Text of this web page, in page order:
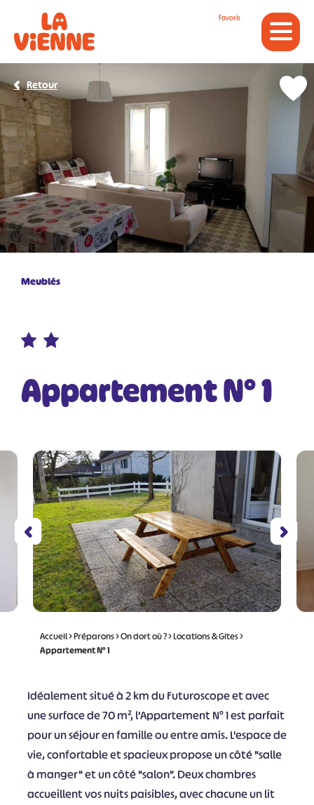
Favoris
Meublés
Appartement N° 1
Retour
Accueil>Préparons>On dort où ?>Locations & Gites>
Appartement N° 1
Idéalement situé à 2 km du Futuroscope et avec
une surface de 70 m², l’Appartement N° 1 est parfait
pour un séjour en famille ou entre amis. L’espace de
vie, confortable et spacieux propose un côté "salle
à manger" et un côté "salon". Deux chambres
accueillent vos nuits paisibles, avec chacune un lit